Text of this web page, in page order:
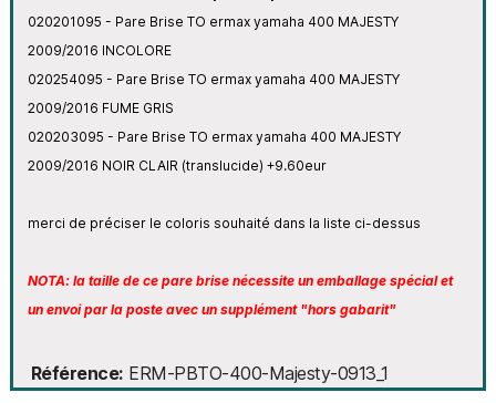
020201095 - Pare Brise TO ermax yamaha 400 MAJESTY
2009/2016 INCOLORE
020254095 - Pare Brise TO ermax yamaha 400 MAJESTY
2009/2016 FUME GRIS
020203095 - Pare Brise TO ermax yamaha 400 MAJESTY
2009/2016 NOIR CLAIR (translucide) +9.60eur
merci de préciser le coloris souhaité dans la liste ci-dessus
NOTA: la taille de ce pare brise nécessite un emballage spécial et
un envoi par la poste avec un supplément "hors gabarit"
Référence ERM-PBTO-400-Majesty-0913_1